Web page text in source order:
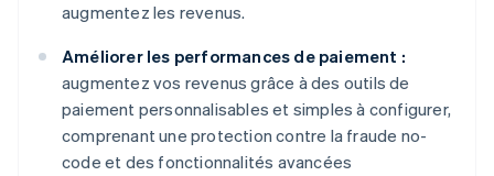
augmentez les revenus.
Améliorer les performances de paiement :
augmentez vos revenus grâce à des outils de
paiement personnalisables et simples à configurer,
comprenant une protection contre la fraude no-
code et des fonctionnalités avancées